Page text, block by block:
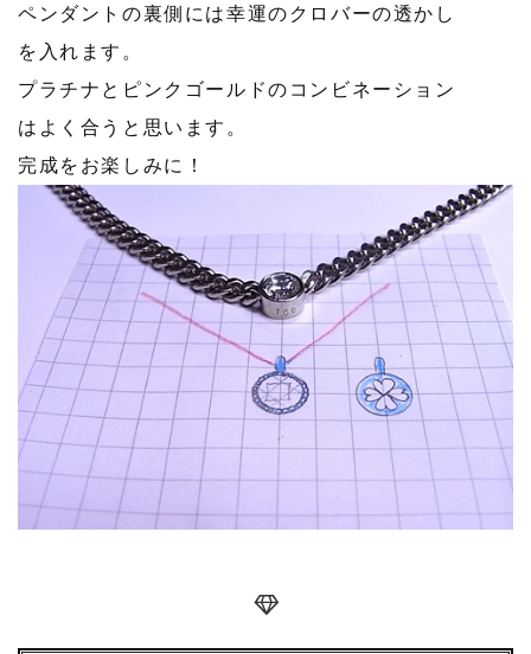
ペンダントの裏側には幸運のクロバーの透かし
を入れます。
プラチナとピンクゴールドのコンビネーション
はよく合うと思います。
完成をお楽しみに！